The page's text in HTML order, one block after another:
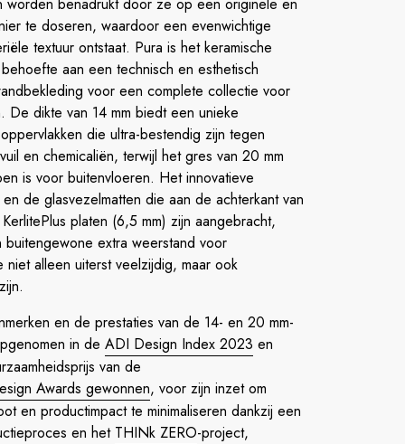
te doseren, waardoor een evenwichtige
textuur ontstaat. Pura is het keramische
aan een technisch en esthetisch
voor een complete collectie voor
De dikte van 14 mm biedt een unieke
die ultra-bestendig zijn tegen
en chemicaliën, terwijl het gres van 20 mm
is voor buitenvloeren. Het innovatieve
de glasvezelmatten die aan de achterkant van
platen (6,5 mm) zijn aangebracht,
extra weerstand voor
niet alleen uiterst veelzijdig, maar ook
en de prestaties van de 14- en 20 mm-
in de ADI Design Index 2023 en
van de
Awards gewonnen, voor zijn inzet om
en productimpact te minimaliseren dankzij een
en het THINk ZERO-project,